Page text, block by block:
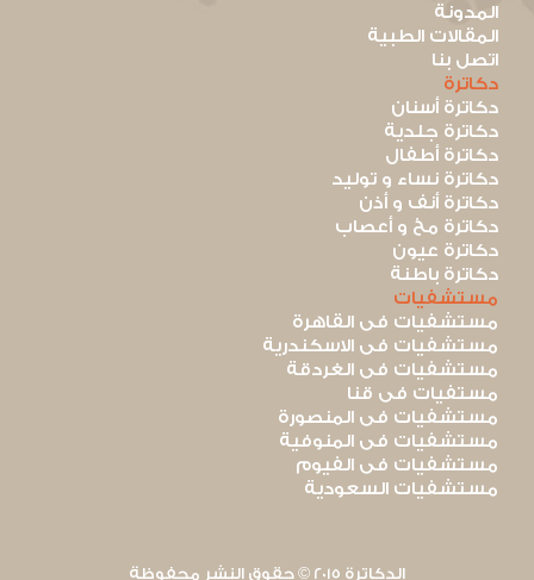
المدونة
المقالات الطبية
اتصل بنا
دكاترة
دكاترة أسنان
دكاترة جلدية
دكاترة أطفال
دكاترة نساء و توليد
دكاترة أنف و أذن
دكاترة مخ و أعصاب
دكاترة عيون
دكاترة باطنة
مستشفيات
مستشفيات فى القاهرة
مستشفيات فى الاسكندرية
مستشفيات فى الغردقة
مستفيات فى قنا
مستشفيات فى المنصورة
مستشفيات فى المنوفية
مستشفيات فى الفيوم
مستشفيات السعودية
الدكاترة 2015 © حقوق النشر محفوظة